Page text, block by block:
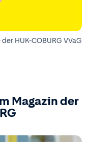
der HUK-COBURG VVaG
Magazin der